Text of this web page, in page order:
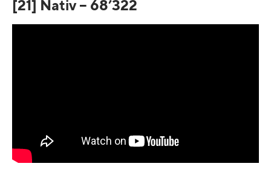
[21] Nativ – 68’322